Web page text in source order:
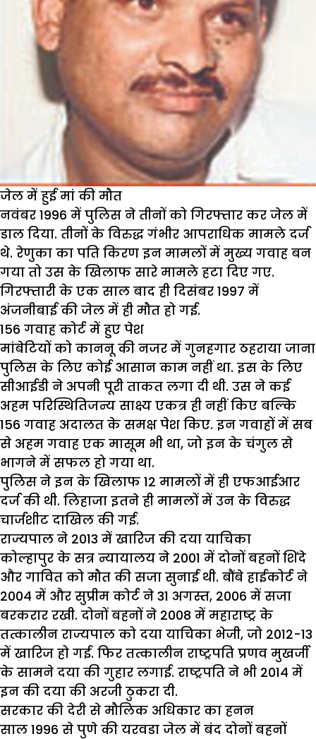
जेल में हुई मां की मौत
नवंबर 1996 में पुलिस ने तीनों को गिरफ्तार कर जेल में
डाल दिया. तीनों के विरुद्ध गंभीर आपराधिक मामले दर्ज
थे. रेणुका का पति किरण इन मामलों में मुख्य गवाह बन
गया तो उस के खिलाफ सारे मामले हटा दिए गए.
गिरफ्तारी के एक साल बाद ही दिसंबर 1997 में
अंजनीबाई की जेल में ही मौत हो गई.
156 गवाह कोर्ट में हुए पेश
मांबेटियों को काननू की नजर में गुनहगार ठहराया जाना
पुलिस के लिए कोई आसान काम नहीं था. इस के लिए
सीआईडी ने अपनी पूरी ताकत लगा दी थी. उस ने कई
अहम परिस्थितिजन्य साक्ष्य एकत्र ही नहीं किए बल्कि
156 गवाह अदालत के समक्ष पेश किए. इन गवाहों में सब
से अहम गवाह एक मासूम भी था, जो इन के चंगुल से
भागने में सफल हो गया था.
पुलिस ने इन के खिलाफ 12 मामलों में ही एफआईआर
दर्ज की थी. लिहाजा इतने ही मामलों में उन के विरुद्ध
चार्जशीट दाखिल की गई.
राज्यपाल ने 2013 में खारिज की दया याचिका
कोल्हापुर के सत्र न्यायालय ने 2001 में दोनों बहनों शिंदे
और गावित को मौत की सजा सुनाई थी. बौंबे हाईकोर्ट ने
2004 में और सुप्रीम कोर्ट ने 31 अगस्त, 2006 में सजा
बरकरार रखी. दोनों बहनों ने 2008 में महाराष्ट्र के
तत्कालीन राज्यपाल को दया याचिका भेजी, जो 2012-13
में खारिज हो गई. फिर तत्कालीन राष्ट्रपति प्रणव मुखर्जी
के सामने दया की गुहार लगाई. राष्ट्रपति ने भी 2014 में
इन की दया की अरजी ठुकरा दी.
सरकार की देरी से मौलिक अधिकार का हनन
साल 1996 से पुणे की यरवडा जेल में बंद दोनों बहनों